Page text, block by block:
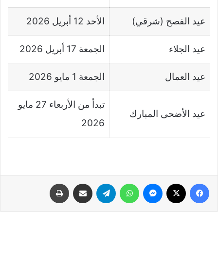
عيد الفصح (شرقي) الأحد 12 أبريل 2026
عيد الجلاء الجمعة 17 أبريل 2026
عيد العمال الجمعة 1 مايو 2026
عيد الأضحى المبارك
تبدأ من الأربعاء 27 مايو
2026
فيسبوك ماسنجر واتساب تيلقرام مشاركة عبر البريد